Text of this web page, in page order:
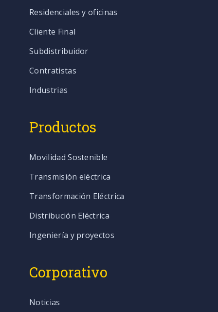
Residenciales y oficinas
Cliente Final
Subdistribuidor
Contratistas
Industrias
Productos
Movilidad Sostenible
Transmisión eléctrica
Transformación Eléctrica
Distribución Eléctrica
Ingeniería y proyectos
Corporativo
Noticias